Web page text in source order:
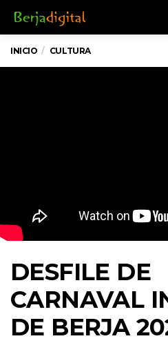
INICIO CULTURA
DESFILE DE
CARNAVAL
DE BERJA